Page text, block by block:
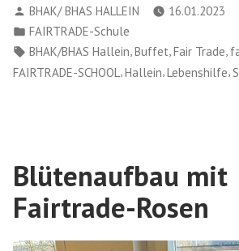
der
Handelsschule
mit
der
Verfasst
von
BHAK/ BHAS HALLEIN
16.01.2023
Veröffentlicht
in
FAIRTRADE-Schule
Schlagwörter:
BHAK/BHAS Hallein,Buffet,Fair Trade,
FAIRTRADE-SCHOOL ,Hallein,Lebenshilfe,
Blütenaufbau mit
Fairtrade-Rosen